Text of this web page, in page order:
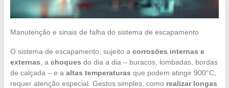
Manutenção e sinais de falha do sistema de escapamento
O sistema de escapamento, sujeito a corrosões internas e
externas , a choques do dia a dia – buracos, lombadas, bordas
de calçada – e a altas temperaturas que podem atingir 900°C,
requer atenção especial. Gestos simples, como realizar longas